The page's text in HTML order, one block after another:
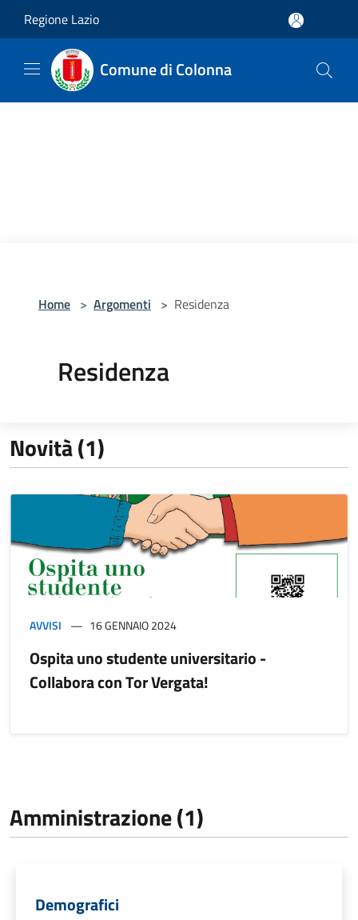
Regione Lazio
Comune di Colonna
Home > Argomenti > Residenza
Residenza
Novità (1)
AVVISI 16 GENNAIO 2024
Ospita uno studente universitario -
Collabora con Tor Vergata!
Amministrazione (1)
Demografici